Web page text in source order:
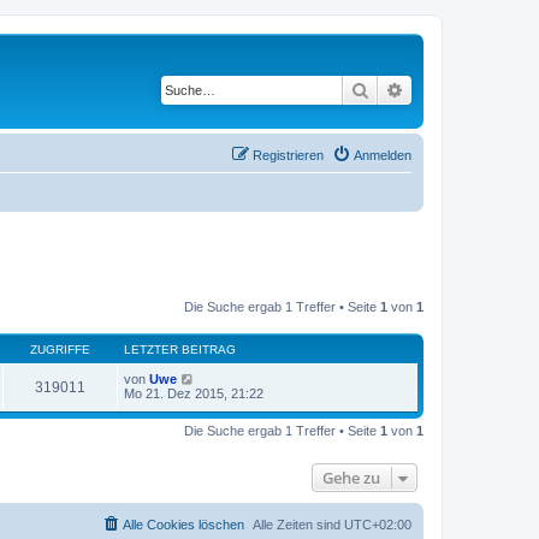
Suche
Anmelden
Registrieren
Die Suche ergab 1 Treffer • Seite 1 von 1
ZUGRIFFE LETZTER BEITRAG
319011 von Uwe
Mo 21. Dez 2015, 21:22
Die Suche ergab 1 Treffer • Seite 1 von 1
Gehe zu
Alle Zeiten sind UTC+02:00
Alle Cookies löschen